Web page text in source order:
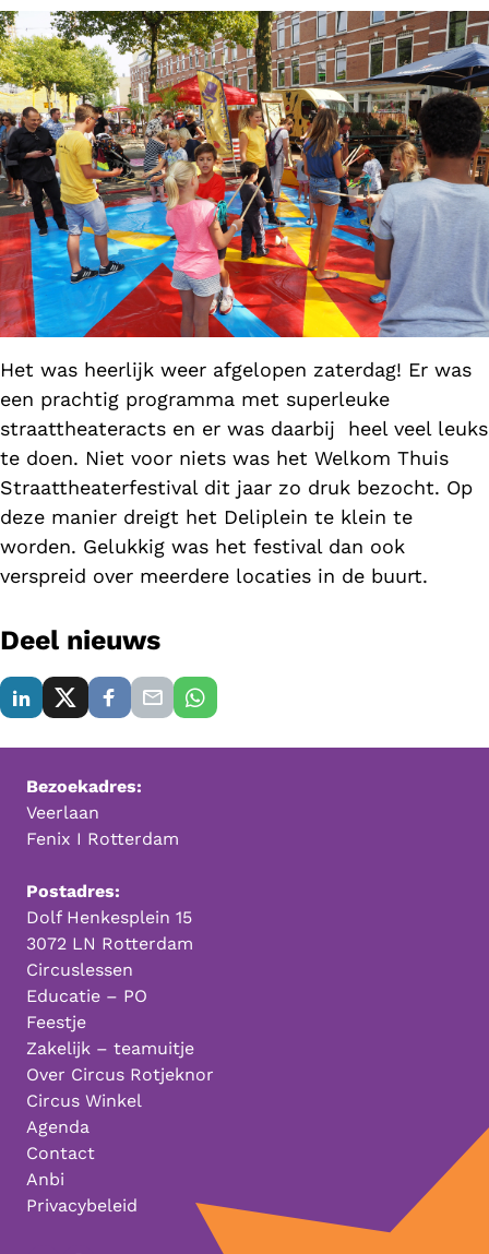
Het was heerlijk weer afgelopen zaterdag! Er was
een prachtig programma met superleuke
straattheateracts en er was daarbij heel veel leuks
te doen. Niet voor niets was het Welkom Thuis
Straattheaterfestival dit jaar zo druk bezocht. Op
deze manier dreigt het Deliplein te klein te
worden. Gelukkig was het festival dan ook
verspreid over meerdere locaties in de buurt.
Deel nieuws
Bezoekadres:
Veerlaan
Fenix I Rotterdam
Postadres:
Dolf Henkesplein 15
3072 LN Rotterdam
Circuslessen
Educatie – PO
Feestje
Zakelijk – teamuitje
Over Circus Rotjeknor
Circus Winkel
Agenda
Contact
Anbi
Privacybeleid